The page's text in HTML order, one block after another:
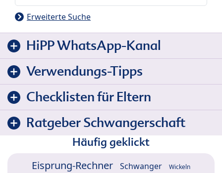
Erweiterte Suche
HiPP WhatsApp-Kanal
Verwendungs-Tipps
Checklisten für Eltern
Ratgeber Schwangerschaft
Häufig geklickt
Eisprung-Rechner Schwanger Wickeln